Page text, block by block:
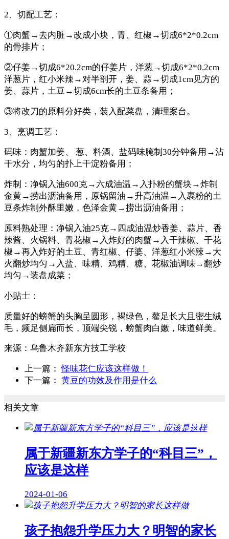
2、切配工艺：
①肉蟹→去内脏→改成小块，青、红椒→切成6*2*0.2cm
的骨排片；
②仔姜→切成6*20.2cm的仔姜片，洋葱→切成6*2*0.2cm
洋葱片，红小米辣→对半剖开，姜、蒜→切成1cm见方的
姜、蒜片，土豆→切成6cm长的土豆条备用；
③将改刀的原料分好类，装入配菜盘，清理案台。
3、烹调工艺：
码味：肉蟹加姜、 葱、料酒、盐码味腌制30分钟备用→沾
干水分，均匀的扑上干淀粉备用；
炸制：净锅入油600克→六成油温→入扑粉的蟹块→炸制
金黄→捞出沥油备用，原锅留油→升高油温→入裹粉的土
豆条炸制外酥里嫩，色泽金黄→捞出沥油备用；
原料熟处理：净锅入油25克→四成油温炒香姜、蒜片、香
辣酱、火锅料、青花椒→入炸好的肉蟹→入干辣椒、干花
椒→再入炸好的土豆、青红椒、仔婆、洋葱红小米辣→大
火翻炒均匀→入盐、味精、鸡精、糖、花椒油调味→翻炒
均匀→装盘成菜；
小贴士：
质量好的螃蟹的头胸呈圆形，褐绿色，鳌足长大且密生绒
毛，频足侧扁而长，顶端尖锐，螃蟹肉白嫩，味道鲜美。
来源： 乌鲁木齐新东方技工学校
上一篇：怪味花仁应该这样做！
下一篇： 黄豆的功效及作用是什么
相关文章
属于新疆新东方学子的“科目三”，
应该是这样
2024-01-06
孩子抱怨升学压力大？明智的家长